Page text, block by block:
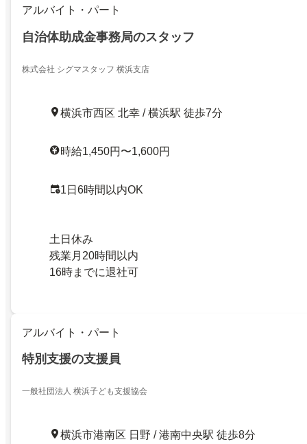
アルバイト・パート
自治体助成金事務局のスタッフ
株式会社 シグマスタッフ 横浜支店
横浜市西区 北幸 / 横浜駅 徒歩7分
時給1,450円〜1,600円
1日6時間以内OK
土日休み
残業月20時間以内
16時までに退社可
アルバイト・パート
特別支援の支援員
一般社団法人 横浜子ども支援協会
横浜市港南区 日野 / 港南中央駅 徒歩8分